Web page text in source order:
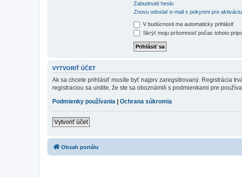
Zabudnuté heslo
Znovu odoslať e-mail s pokynmi pre
V budúcnosti ma automaticky prihlásiť
Skrýť moju prítomnosť počas tohoto
VYTVORIŤ ÚČET
Ak sa chcete prihlásiť musíte byť najprv zaregsitrovaný. Registrácia
registraciou sa uistite, že ste sa oboznámili s podmienkami pre
Podmienky používania | Ochrana súkromia
Vytvoriť účet
Obsah portálu